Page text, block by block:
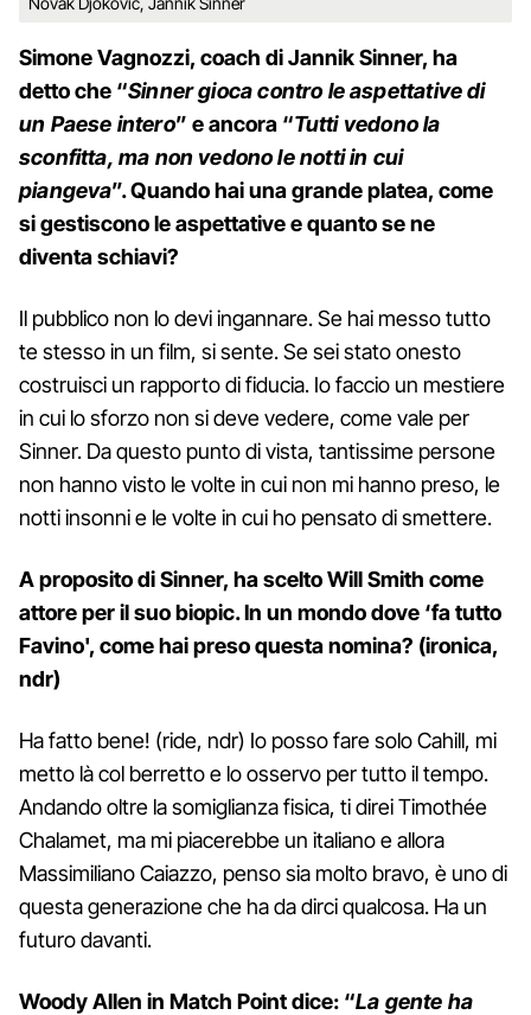
Simone Vagnozzi, coach di Jannik Sinner, ha
detto che “Sinner gioca contro le aspettative di
un Paese intero” e ancora “Tutti vedono la
sconfitta, ma non vedono le notti in cui
piangeva”.Quando hai una grande platea, come
si gestiscono le aspettative e quanto se ne
diventa schiavi?
Il pubblico non lo devi ingannare. Se hai messo tutto
te stesso in un film, si sente. Se sei stato onesto
costruisci un rapporto di fiducia. Io faccio un mestiere
in cui lo sforzo non si deve vedere, come vale per
Sinner. Da questo punto di vista, tantissime persone
non hanno visto le volte in cui non mi hanno preso, le
notti insonni e le volte in cui ho pensato di smettere.
A proposito di Sinner, ha scelto Will Smith come
attore per il suo biopic. In un mondo dove ‘fa tutto
Favino', come hai preso questa nomina? (ironica,
ndr)
Ha fatto bene! (ride, ndr) Io posso fare solo Cahill, mi
metto là col berretto e lo osservo per tutto il tempo.
Andando oltre la somiglianza fisica, ti direi Timothée
Chalamet, ma mi piacerebbe un italiano e allora
Massimiliano Caiazzo, penso sia molto bravo, è uno di
questa generazione che ha da dirci qualcosa. Ha un
futuro davanti.
Woody Allen in Match Point dice: “La gente ha